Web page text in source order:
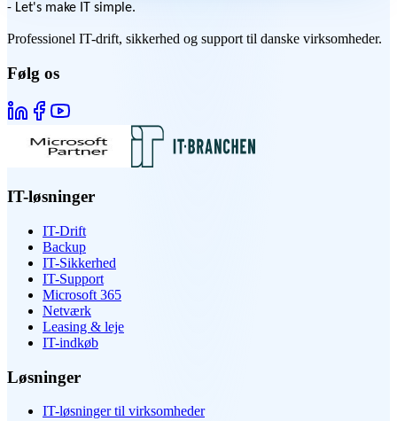
- Let's make IT simple.
Professionel IT-drift, sikkerhed og support til danske virksomheder.
Følg os
IT-løsninger
IT-Drift
Backup
IT-Sikkerhed
IT-Support
Microsoft 365
Netværk
Leasing & leje
IT-indkøb
Løsninger
IT-løsninger til virksomheder